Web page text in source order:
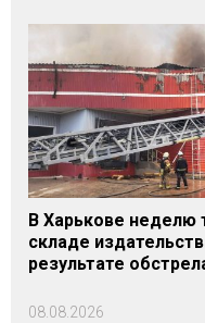
В Харькове неделю
складе
результате
08.08.2026